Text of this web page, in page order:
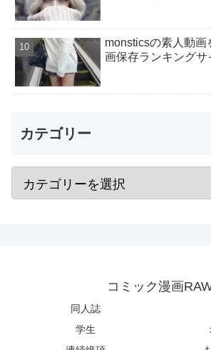
monsticsの素人動画
画保存ランキング
カテゴリー
コミック漫画
同人誌
学生